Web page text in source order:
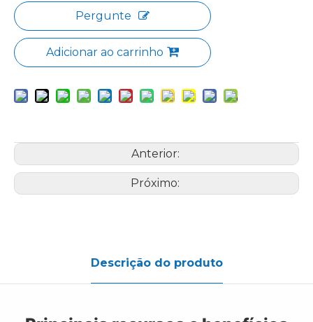
Pergunte
Adicionar ao carrinho
Anterior:
Próximo:
Descrição do produto